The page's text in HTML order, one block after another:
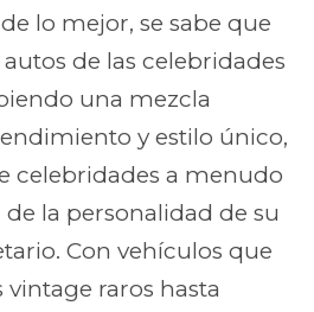
lo mejor, se sabe que
de las celebridades
una mezcla
y estilo único,
celebridades a menudo
la personalidad de su
Con vehículos que
vintage raros hasta